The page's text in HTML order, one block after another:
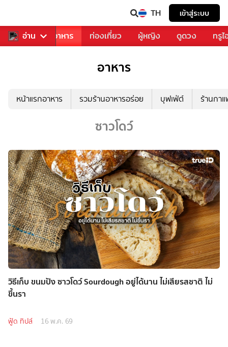
TH เข้าสู่ระบบ
อ่าน
การเพลง อาหาร ท่องเที่ยว ผู้หญิง ดูดวง ทรู
อาหาร
หน้าแรกอาหาร รวมร้านอาหารอร่อย บุฟเฟ่ต์ ร้านกา
ซาวโดว์
วิธีเก็บ ขนมปัง ซาวโดว์ Sourdough อยู่ได้นาน ไม่เสียรสชาติ ไม่
ขึ้นรา
ฟู้ด ทิปส์ 16 พ.ค. 69